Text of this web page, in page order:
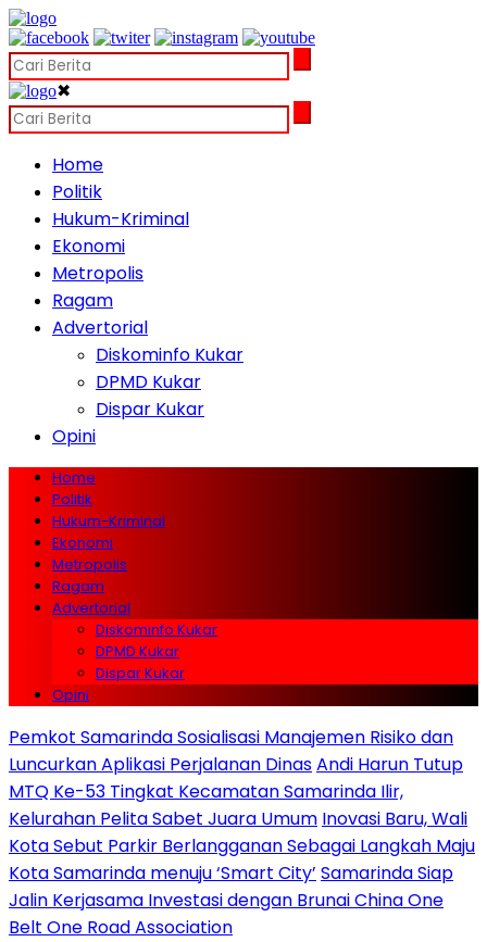
✖
Home
Politik
Hukum-Kriminal
Ekonomi
Metropolis
Ragam
Advertorial
Diskominfo Kukar
DPMD Kukar
Dispar Kukar
Opini
Home
Politik
Hukum-Kriminal
Ekonomi
Metropolis
Ragam
Advertorial
Diskominfo Kukar
DPMD Kukar
Dispar Kukar
Opini
Pemkot Samarinda Sosialisasi Manajemen Risiko dan
Luncurkan Aplikasi Perjalanan DinasAndi Harun Tutup
MTQ Ke-53 Tingkat Kecamatan Samarinda Ilir,
Kelurahan Pelita Sabet Juara Umum Inovasi Baru, Wali
Kota Sebut Parkir Berlangganan Sebagai Langkah Maju
Kota Samarinda menuju ‘Smart City’ Samarinda Siap
Jalin Kerjasama Investasi dengan Brunai China One
Belt One Road Association